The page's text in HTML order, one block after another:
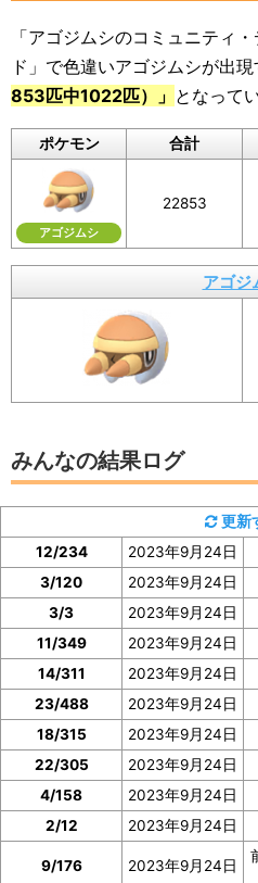
モンに遭遇した数をぜ
入力いただいた遭遇状
のログに公開されます。
画像を保存することも
r）などSNSでの共有に
イベント参加前に図鑑
ショ、またはメモして
アゴジムシの「見つけた数」
ジで確認できます。
イベント参加前に図鑑の「見
ョを撮っておいたり、メモし
ぜひご協力をお願いいたしま
「アゴジムシのコミュニティ
ド」で色違いアゴジムシが出現
853匹中1022匹）」 となって
ポケモン 合計
アゴジムシ
22853
アゴジ
みんなの結果ログ
更新
12/234
2023年9月24日
3/120
2023年9月24日
3/3
2023年9月24日
11/349
2023年9月24日
14/311
2023年9月24日
23/488
2023年9月24日
18/315
2023年9月24日
22/305
2023年9月24日
4/158
2023年9月24日
2/12
2023年9月24日
9/176 2023年9月24日